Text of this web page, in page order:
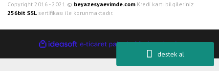
destek al
Copyright 2016 - 2021 © beyazesyaevimde.com Kredi kartı bilgileriniz
256bit SSLsertifikası ile korunmaktadır.
ideasoft
e-
ticaret
ile
hazırlandı.